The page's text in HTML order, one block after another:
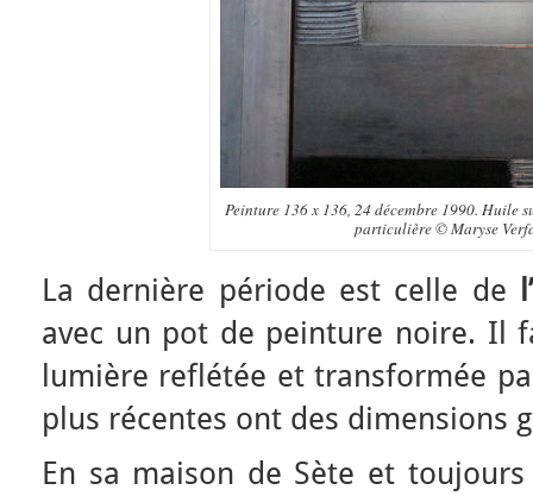
Peinture 136 x 136, 24 décembre 1990. Huile
particulière © Maryse
La dernière période est celle de
avec un pot de peinture noire. Il
lumière reflétée et transformée
plus récentes ont des dimensions
En sa maison de Sète et